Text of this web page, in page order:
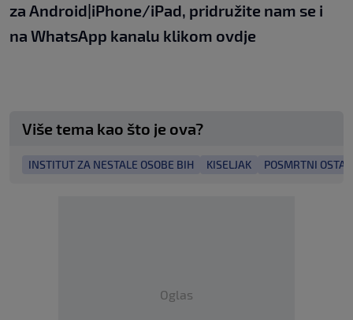
za Android|iPhone/iPad, pridružite nam se i
na WhatsApp kanalu klikom ovdje
Više tema kao što je ova?
INSTITUT ZA NESTALE OSOBE BIH KISELJAK POSMRTNI
Oglas